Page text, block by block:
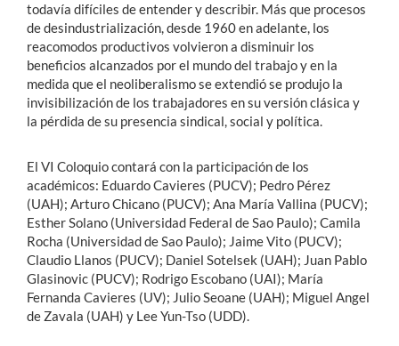
todavía difíciles de entender y describir. Más que procesos
de desindustrialización, desde 1960 en adelante, los
reacomodos productivos volvieron a disminuir los
beneficios alcanzados por el mundo del trabajo y en la
medida que el neoliberalismo se extendió se produjo la
invisibilización de los trabajadores en su versión clásica y
la pérdida de su presencia sindical, social y política.
El VI Coloquio contará con la participación de los
académicos: Eduardo Cavieres (PUCV); Pedro Pérez
(UAH); Arturo Chicano (PUCV); Ana María Vallina (PUCV);
Esther Solano (Universidad Federal de Sao Paulo); Camila
Rocha (Universidad de Sao Paulo); Jaime Vito (PUCV);
Claudio Llanos (PUCV); Daniel Sotelsek (UAH); Juan Pablo
Glasinovic (PUCV); Rodrigo Escobano (UAI); María
Fernanda Cavieres (UV); Julio Seoane (UAH); Miguel Angel
de Zavala (UAH) y Lee Yun-Tso (UDD).